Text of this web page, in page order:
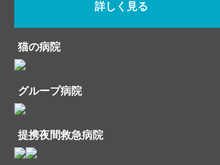
詳しく見る
猫の病院
グループ病院
提携夜間救急病院